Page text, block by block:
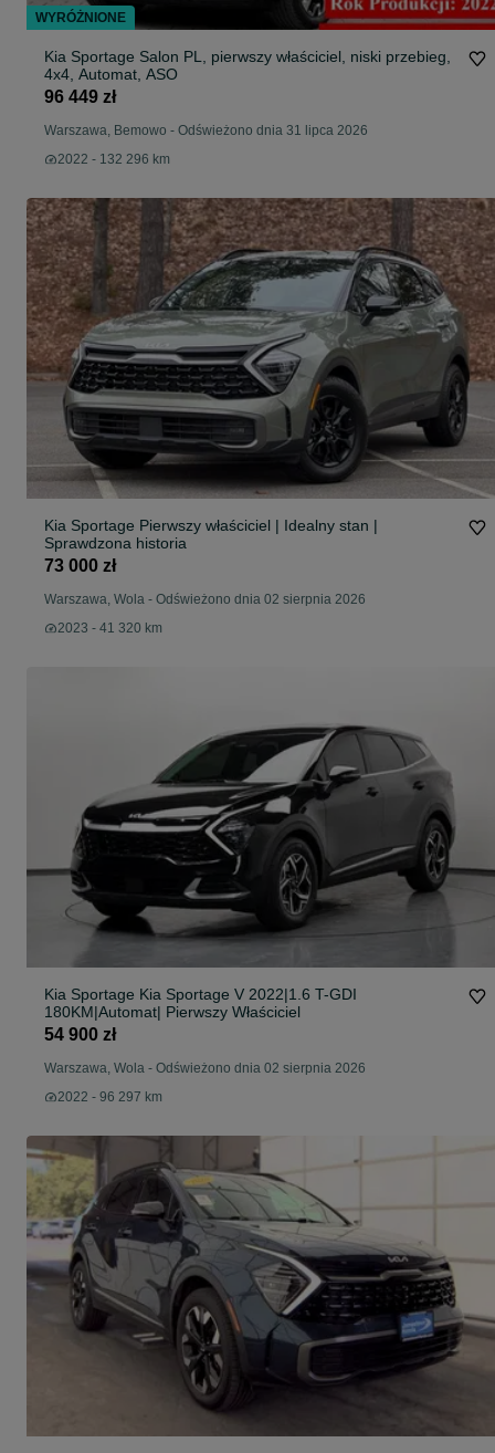
Kia Sportage Salon PL, pierwszy właściciel, niski przebieg,
4x4, Automat, ASO
96 449 zł
Warszawa, Bemowo - Odświeżono dnia 31 lipca 2026
2022 - 132 296 km
Kia Sportage Pierwszy właściciel | Idealny stan |
Sprawdzona historia
73 000 zł
Warszawa, Wola - Odświeżono dnia 02 sierpnia 2026
2023 - 41 320 km
Kia Sportage Kia Sportage V 2022|1.6 T-GDI
180KM|Automat| Pierwszy Właściciel
54 900 zł
Warszawa, Wola - Odświeżono dnia 02 sierpnia 2026
2022 - 96 297 km
WYRÓŻNIONE